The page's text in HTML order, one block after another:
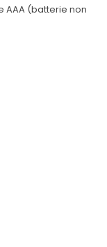
AAA (batterie non